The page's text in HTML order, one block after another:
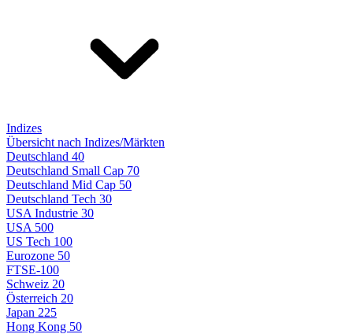
Indizes
Übersicht nach Indizes/Märkten
Deutschland 40
Deutschland Small Cap 70
Deutschland Mid Cap 50
Deutschland Tech 30
USA Industrie 30
USA 500
US Tech 100
Eurozone 50
FTSE-100
Schweiz 20
Österreich 20
Japan 225
Hong Kong 50